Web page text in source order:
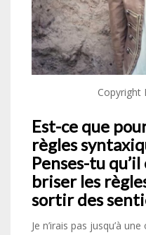
Copyright
Est-ce que
règles
Penses-tu
briser les
sortir des
Je n’irais pas jusqu’à